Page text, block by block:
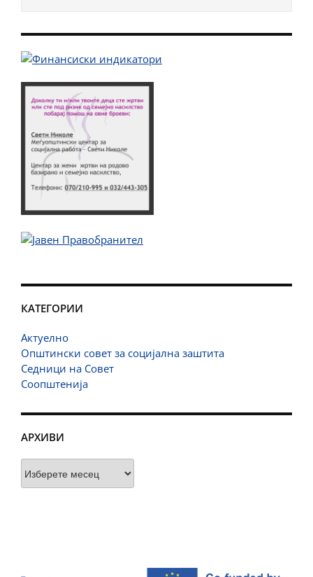
КАТЕГОРИИ
Актуелно
Општински совет за социјална заштита
Седници на Совет
Соопштенија
АРХИВИ